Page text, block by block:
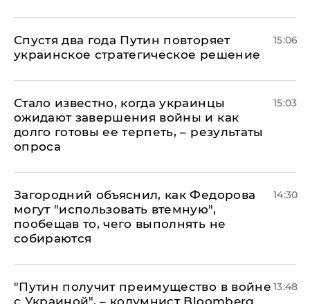
Спустя два года Путин повторяет
украинское стратегическое решение
15:06
Стало известно, когда украинцы
ожидают завершения войны и как
долго готовы ее терпеть, – результаты
опроса
15:03
Загородний объяснил, как Федорова
могут "использовать втемную",
пообещав то, чего выполнять не
собираются
14:30
"Путин получит преимущество в войне 13:48